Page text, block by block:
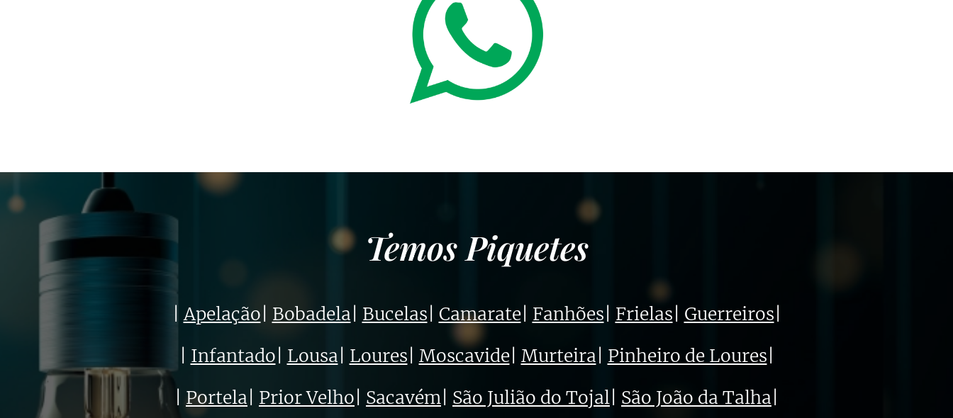
Temos Piquetes
|Apelação Bobadela Bucelas Camarate| Fanhões Frielas Guerreiros
Infantado Lousa Loures Moscavide| Murteira Pinheiro de Loures
Portela Prior Velho Sacavém São Julião do Tojal São João da Talha